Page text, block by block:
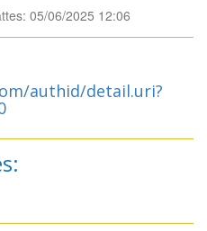
05/06/2025 12:06
authid/detail.uri?